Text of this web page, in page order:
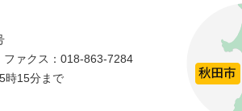
ァクス：018-863-7284
時15分まで